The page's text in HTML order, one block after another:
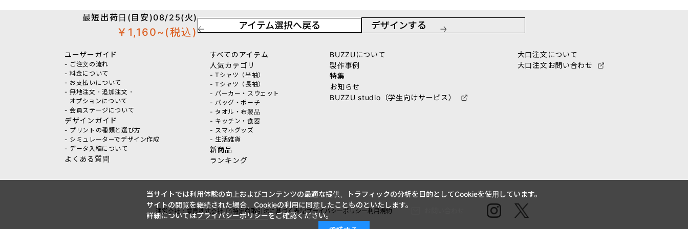
最短出荷日(目安)08/25(火)
￥1,160~ (税込)
アイテム選択へ戻る デザインする
ユーザーガイド
- ご注文の流れ
- 料金について
- お支払いについて
- 無地注文・追加注文・
オプションについて
- 会員ステージについて
デザインガイド
- プリントの種類と選び方
- シミュレーターでデザイン作成
- データ入稿について
よくある質問
すべてのアイテム
人気カテゴリ
- Tシャツ（半袖）
- Tシャツ（長袖）
- パーカー・スウェット
- バッグ・ポーチ
- タオル・布製品
- キッチン・食器
- スマホグッズ
- 生活雑貨
新商品
ランキング
BUZZUについて
製作事例
特集
お知らせ
BUZZU studio（学生向けサービス）
大口注文について
大口注文お問い合わせ
運営会社：豊島株式会社 特定商取引法に基づく表記プライバシーポリシー利用規約
当サイトでは利用体験の向上およびコンテンツの最適な提供、トラフィックの分析を目的としてCookieを使用しています。
サイトの閲覧を継続された場合、Cookieの利用に同意したことものといたします。
詳細についてはプライバシーポリシーをご確認ください。